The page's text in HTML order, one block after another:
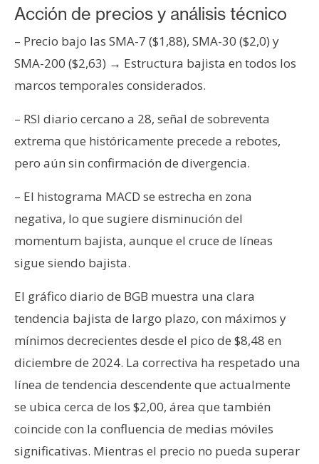
Acción de precios y análisis técnico
– Precio bajo las SMA-7 ($1,88), SMA-30 ($2,0) y
SMA-200 ($2,63) → Estructura bajista en todos los
marcos temporales considerados.
– RSI diario cercano a 28, señal de sobreventa
extrema que históricamente precede a rebotes,
pero aún sin confirmación de divergencia.
– El histograma MACD se estrecha en zona
negativa, lo que sugiere disminución del
momentum bajista, aunque el cruce de líneas
sigue siendo bajista.
El gráfico diario de BGB muestra una clara
tendencia bajista de largo plazo, con máximos y
mínimos decrecientes desde el pico de $8,48 en
diciembre de 2024. La correctiva ha respetado una
línea de tendencia descendente que actualmente
se ubica cerca de los $2,00, área que también
coincide con la confluencia de medias móviles
significativas. Mientras el precio no pueda superar